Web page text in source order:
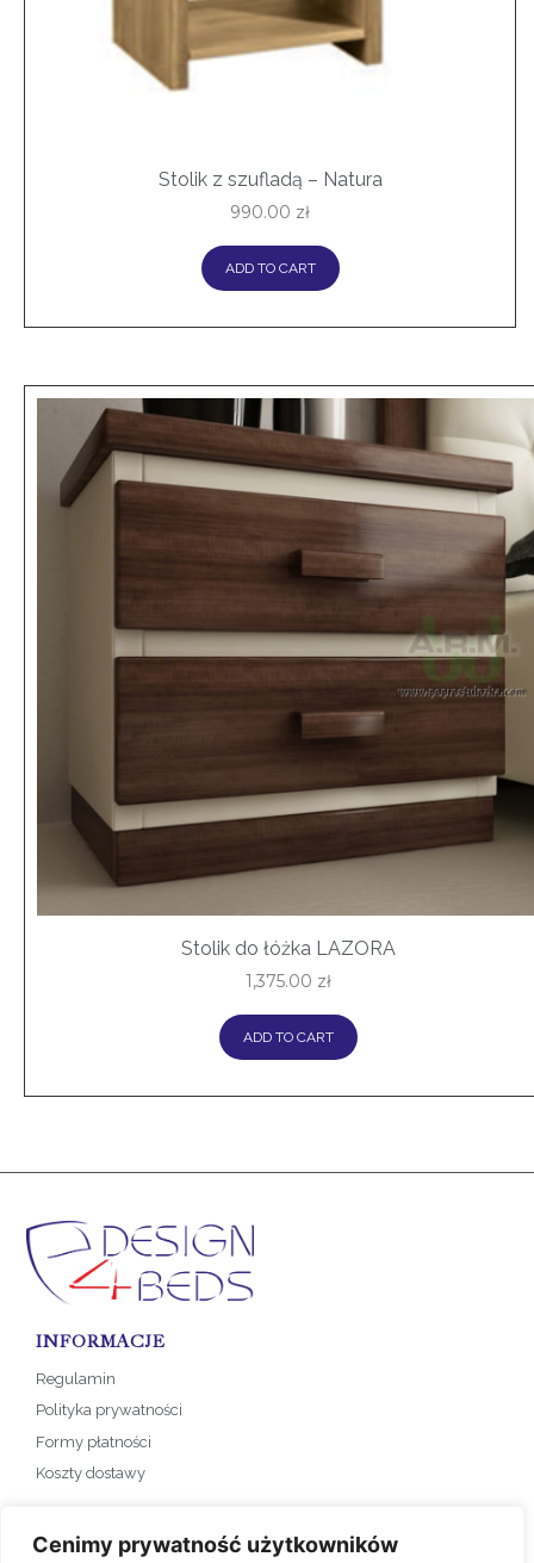
Cenimy prywatność użytkowników
Stolik z szufladą – Natura
990.00 zł
ADD TO CART
Stolik do łóżka LAZORA
1,375.00 zł
ADD TO CART
INFORMACJE
Regulamin
Polityka prywatności
Formy płatności
Koszty dostawy
SKLEP